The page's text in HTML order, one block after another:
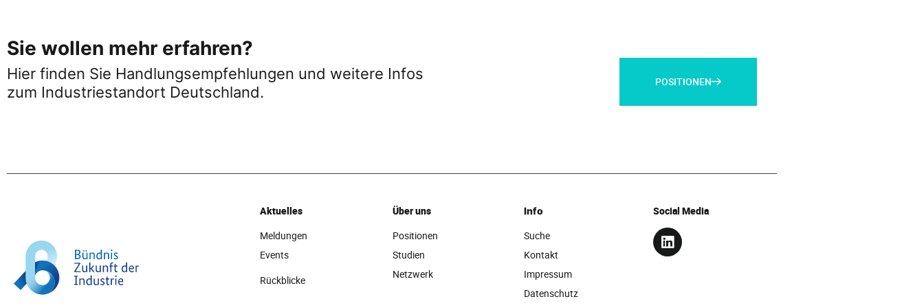
ATTRAK­
TI­
VE
SE
VA­
TE
Sie wollen mehr erfahren?
Hier finden Sie Handlungsempfehlungen und weitere Infos
zum Industriestandort Deutschland.
POSITIONEN
Aktuelles
Meldungen
Events
Rückblicke
Über uns
Positionen
Studien
Netzwerk
Info
Suche
Kontakt
Impressum
Datenschutz
Social Media
L
I
N